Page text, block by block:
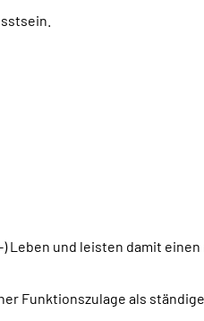
und leisten damit
Funktionszulage als